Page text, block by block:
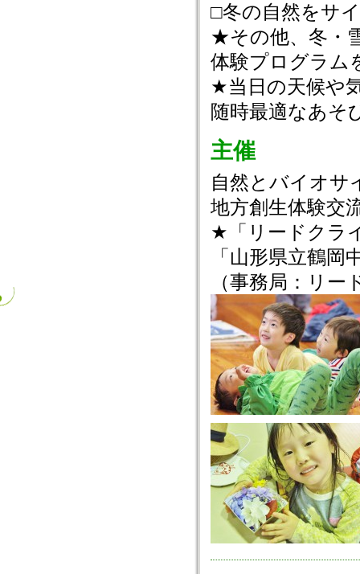
□冬の自然をサ
★その他、冬・
体験プログラム
★当日の天候や
随時最適なあそ
主催
自然とバイオサ
地方創生体験交
★「リードクラ
「山形県立鶴
（事務局：リ